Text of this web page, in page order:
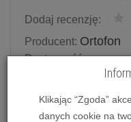
Dodaj recenzję:
Producent: Ortofon
Dostępność:
Potwierdź
dostawcy.
Klikając “Zgoda”
danych cookie na